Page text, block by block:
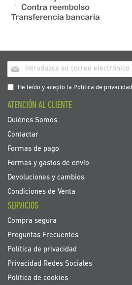
Inscríbase
a
nuestro
de
noticias:
He leído y acepto la Política de privacidad
ATENCIÓN AL CLIENTE
Quiénes Somos
Contactar
Formas de pago
Formas y gastos de envío
Devoluciones y cambios
Condiciones de Venta
SERVICIOS
Compra segura
Preguntas Frecuentes
Política de privacidad
Privacidad Redes Sociales
Política de cookies